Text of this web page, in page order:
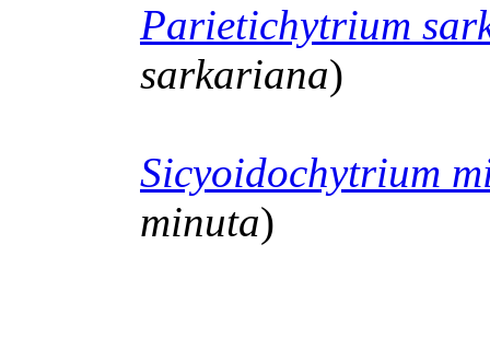
Parietichytrium
sarkariana)
Sicyoidochytrium
minuta)